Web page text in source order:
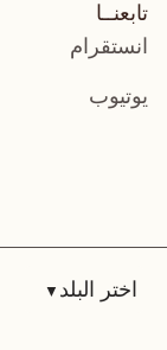
تابعنــا
انستقرام
يوتيوب
اختر البلد ▼